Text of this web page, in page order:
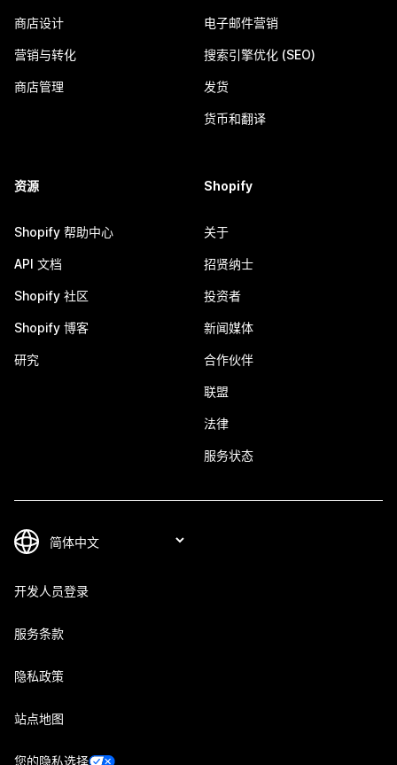
商店设计
营销与转化
商店管理
电子邮件营销
搜索引擎优化 (SEO)
发货
货币和翻译
资源
Shopify 帮助中心
API 文档
Shopify 社区
Shopify 博客
研究
Shopify
关于
招贤纳士
投资者
新闻媒体
合作伙伴
联盟
法律
服务状态
开发人员登录
服务条款
隐私政策
站点地图
您的隐私选择